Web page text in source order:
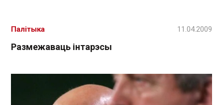
Размежаваць інтарэсы
Палітыка 11.04.2009